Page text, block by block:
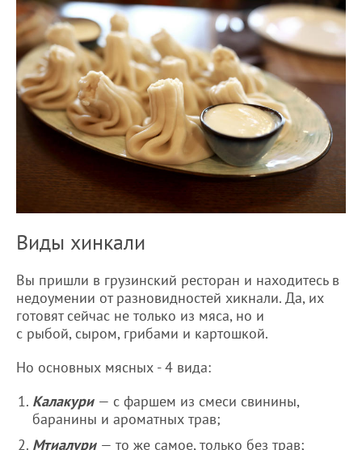
Виды хинкали
Вы пришли в грузинский ресторан и находитесь в
недоумении от разновидностей хикнали. Да, их
готовят сейчас не только из мяса, но и
с рыбой, сыром, грибами и картошкой.
Но основных мясных - 4 вида:
Калакури — с фаршем из смеси свинины,
баранины и ароматных трав;
Мтиалури — то же самое, только без трав;